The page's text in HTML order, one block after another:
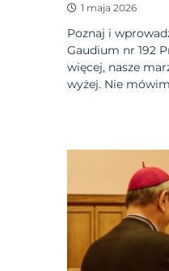
1 maja 2026
Poznaj i
Gaudium nr 192
więcej, nasze
wyżej. Nie